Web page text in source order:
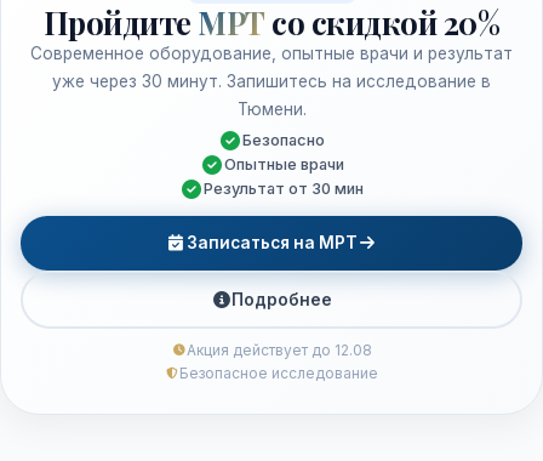
Пройдите МРТ со скидкой 20%
Современное оборудование, опытные врачи и результат
уже через 30 минут. Запишитесь на исследование в
Тюмени.
Безопасно
Опытные врачи
Результат от 30 мин
Записаться на МРТ
Подробнее
Акция действует до 12.08
Безопасное исследование